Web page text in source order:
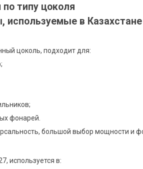
типу цоколя
используемые в
цоколь, подходит для:
фонарей.
большой выбор мощности и
используется в: